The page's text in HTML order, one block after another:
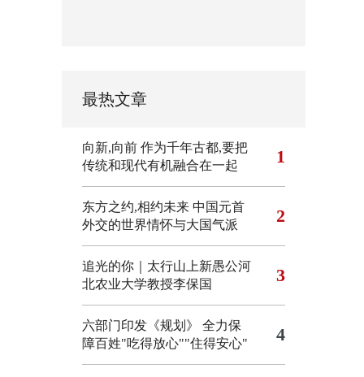
最热文章
向新,向前 作为千年古都,要把
传统和现代有机融合在一起
1
东方之约,相约未来 中国元首
外交的世界情怀与大国气派
2
追光的你｜太行山上新愚公河
北农业大学教授李保国
3
六部门印发《规划》 全力保
障百姓"吃得放心""住得安心"
4